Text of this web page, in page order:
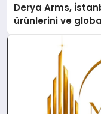
Derya Arms,
ürünlerini ve